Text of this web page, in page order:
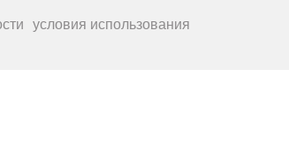
условия использования